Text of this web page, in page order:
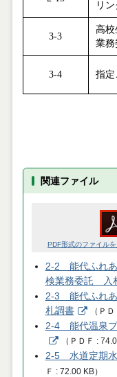
リ
3-3
高校
業務
3-4 指定
関連ファイル
PDF形式のファイル
2-2 能代ふれあ
検業務委託 入
2-3 能代ふれ
札調書
（ ＰＤ
2-4 能代温泉
（ ＰＤＦ
2-5 水道定期
Ｆ
72.00 KB）